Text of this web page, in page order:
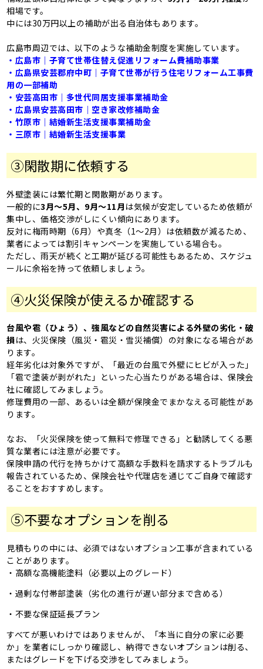
相場です。
中には30万円以上の補助が出る自治体もあります。
広島市周辺では、以下のような補助金制度を実施しています。
・広島市｜子育て世帯住替え促進リフォーム費補助事業
・広島県安芸郡府中町｜子育て世帯が行う住宅リフォーム工事費
用の一部補助
・安芸高田市｜多世代同居支援事業補助金
・広島県安芸高田市｜空き家改修補助金
・竹原市｜結婚新生活支援事業補助金
・三原市｜結婚新生活支援事業
③閑散期に依頼する
外壁塗装には繁忙期と閑散期があります。
一般的に3月〜5月、9月〜11月 は気候が安定しているため依頼が
集中し、価格交渉がしにくい傾向にあります。
反対に梅雨時期（6月）や真冬（1〜2月）は依頼数が減るため、
業者によっては割引キャンペーンを実施している場合も。
ただし、雨天が続くと工期が延びる可能性もあるため、スケジュ
ールに余裕を持って依頼しましょう。
④火災保険が使えるか確認する
台風や雹（ひょう）、強風などの自然災害による外壁の劣化・破
損は、火災保険（風災・雹災・雪災補償）の対象になる場合があ
ります。
経年劣化は対象外ですが、「最近の台風で外壁にヒビが入った」
「雹で塗装が剥がれた」といった心当たりがある場合は、保険会
社に確認してみましょう。
修理費用の一部、あるいは全額が保険金でまかなえる可能性があ
ります。
なお、「火災保険を使って無料で修理できる」と勧誘してくる悪
質な業者には注意が必要です。
保険申請の代行を持ちかけて高額な手数料を請求するトラブルも
報告されているため、保険会社や代理店を通じてご自身で確認す
ることをおすすめします。
⑤不要なオプションを削る
見積もりの中には、必須ではないオプション工事が含まれている
ことがあります。
・高額な高機能塗料（必要以上のグレード）
・過剰な付帯部塗装（劣化の進行が遅い部分まで含める）
・不要な保証延長プラン
すべてが悪いわけではありませんが、「本当に自分の家に必要
か」を業者にしっかり確認し、納得できないオプションは削る、
またはグレードを下げる交渉をしてみましょう。